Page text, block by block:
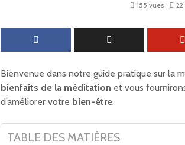
155 vues
Bienvenue dans notre guide pratique sur la
bienfaits de la méditation et vous
d’améliorer votre bien-être.
TABLE DES MATIÈRES